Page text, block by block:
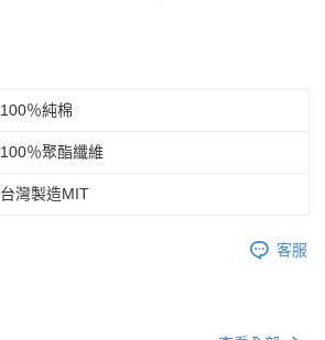
100％純棉
100％聚酯纖維
台灣製造MIT
客服